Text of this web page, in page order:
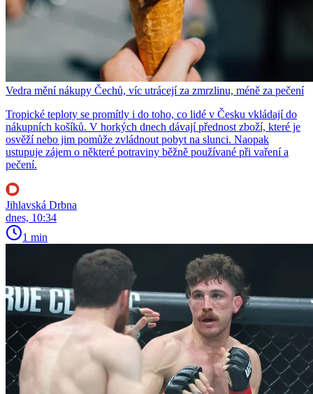
Vedra mění nákupy Čechů, víc utrácejí za zmrzlinu, méně za pečení
Tropické teploty se promítly i do toho, co lidé v Česku vkládají do
nákupních košíků. V horkých dnech dávají přednost zboží, které je
osvěží nebo jim pomůže zvládnout pobyt na slunci. Naopak
ustupuje zájem o některé potraviny běžně používané při vaření a
pečení.
Jihlavská Drbna
dnes, 10:34
1 min